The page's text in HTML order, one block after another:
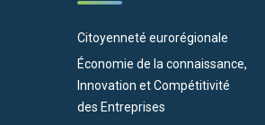
Citoyenneté eurorégionale
Économie de la connaissance,
Innovation et Compétitivité
des Entreprises